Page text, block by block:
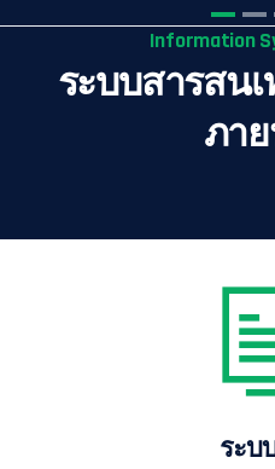
Information
ระบบสารสน
ภา
ระบ